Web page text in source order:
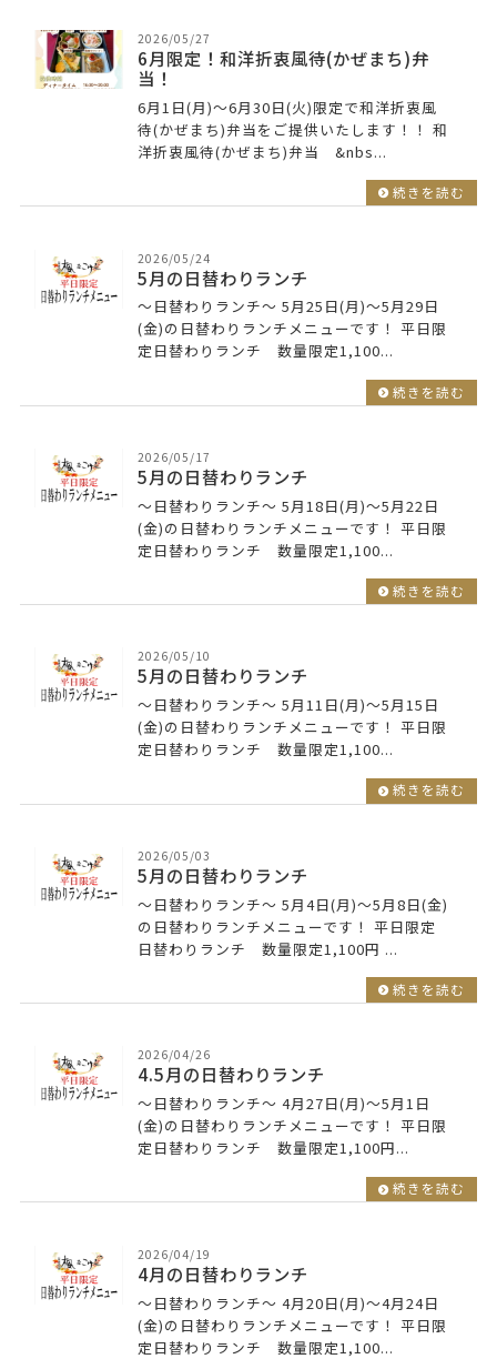
2026/05/27
6月限定！和洋折衷風待(かぜまち)弁
当！
6月1日(月)～6月30日(火)限定で和洋折衷風
待(かぜまち)弁当をご提供いたします！！ 和
洋折衷風待(かぜまち)弁当 &nbs...
続きを読む
2026/05/24
5月の日替わりランチ
～日替わりランチ～ 5月25日(月)～5月29日
(金)の日替わりランチメニューです！ 平日限
定日替わりランチ 数量限定1,100...
続きを読む
2026/05/17
5月の日替わりランチ
～日替わりランチ～ 5月18日(月)～5月22日
(金)の日替わりランチメニューです！ 平日限
定日替わりランチ 数量限定1,100...
続きを読む
2026/05/10
5月の日替わりランチ
～日替わりランチ～ 5月11日(月)～5月15日
(金)の日替わりランチメニューです！ 平日限
定日替わりランチ 数量限定1,100...
続きを読む
2026/05/03
5月の日替わりランチ
～日替わりランチ～ 5月4日(月)～5月8日(金)
の日替わりランチメニューです！ 平日限定
日替わりランチ 数量限定1,100円 ...
続きを読む
2026/04/26
4.5月の日替わりランチ
～日替わりランチ～ 4月27日(月)～5月1日
(金)の日替わりランチメニューです！ 平日限
定日替わりランチ 数量限定1,100円...
続きを読む
2026/04/19
4月の日替わりランチ
～日替わりランチ～ 4月20日(月)～4月24日
(金)の日替わりランチメニューです！ 平日限
定日替わりランチ 数量限定1,100...